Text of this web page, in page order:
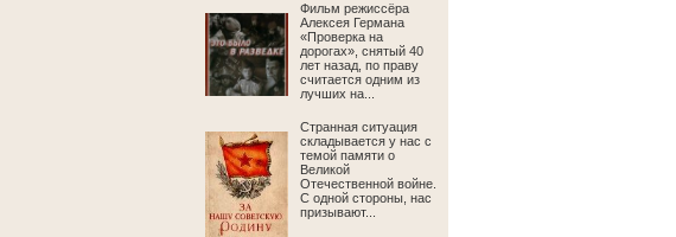
Фильм режиссёра
Алексея Германа
«Проверка на
дорогах», снятый 40
лет назад, по праву
считается одним из
лучших на...
Странная ситуация
складывается у нас с
темой памяти о
Великой
Отечественной войне.
С одной стороны, нас
призывают...